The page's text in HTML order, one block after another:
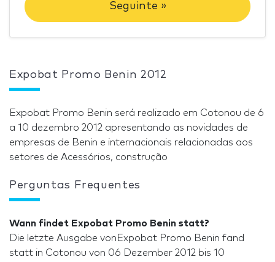
Seguinte »
Expobat Promo Benin 2012
Expobat Promo Benin será realizado em Cotonou de 6
a 10 dezembro 2012 apresentando as novidades de
empresas de Benin e internacionais relacionadas aos
setores de Acessórios, construção
Perguntas Frequentes
Wann findet Expobat Promo Benin statt?
Die letzte Ausgabe vonExpobat Promo Benin fand
statt in Cotonou von 06 Dezember 2012 bis 10